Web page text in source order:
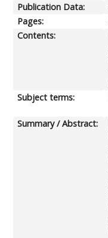
Publication Data:
Pages:
Contents:
Subject terms:
Summary / Abstract: